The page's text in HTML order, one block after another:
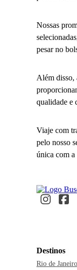
Nossas
pesar no
Além disso,
qualidade e
Viaje com
pelo nosso
única com a
Destinos
Rio de